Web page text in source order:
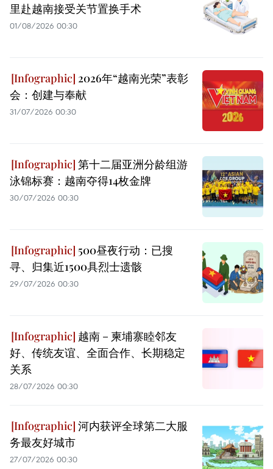
里赴越南接受关节置换手术
01/08/2026 00:30
2026年“越南光荣”表彰
会：创建与奉献
31/07/2026 00:30
第十二届亚洲分龄组游
泳锦标赛：越南夺得14枚金牌
30/07/2026 00:30
500昼夜行动：已搜
寻、归集近1500具烈士遗骸
29/07/2026 00:30
越南－柬埔寨睦邻友
好、传统友谊、全面合作、长期稳定
关系
28/07/2026 00:30
河内获评全球第二大服
务最友好城市
27/07/2026 00:30